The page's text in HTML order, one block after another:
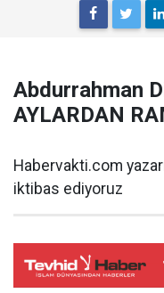
Abdurrahman
AYLARDAN
Habervakti.com
iktibas ediyoruz